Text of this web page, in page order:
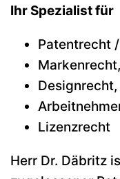
Ihr Spezialist für
Patentrecht
Markenrecht,
Designrecht,
Lizenzrecht
Herr Dr. Däbritz